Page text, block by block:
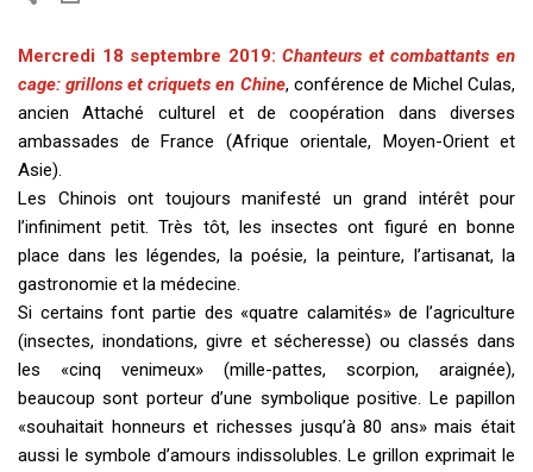
Mercredi 18 septembre 2019: Chanteurs et combattants en
cage: grillons et criquets en Chine, conférence de Michel Culas,
ancien Attaché culturel et de coopération dans diverses
ambassades de France (Afrique orientale, Moyen-Orient et
Asie).
Les Chinois ont toujours manifesté un grand intérêt pour
l’infiniment petit. Très tôt, les insectes ont figuré en bonne
place dans les légendes, la poésie, la peinture, l’artisanat, la
gastronomie et la médecine.
Si certains font partie des «quatre calamités» de l’agriculture
(insectes, inondations, givre et sécheresse) ou classés dans
les «cinq venimeux» (mille-pattes, scorpion, araignée),
beaucoup sont porteur d’une symbolique positive. Le papillon
«souhaitait honneurs et richesses jusqu’à 80 ans» mais était
aussi le symbole d’amours indissolubles. Le grillon exprimait le